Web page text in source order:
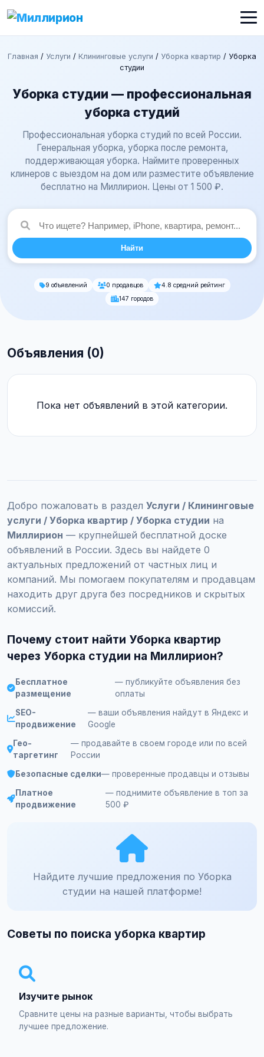
Главная / Услуги / Клининговые услуги / Уборка квартир / Уборка
студии
Уборка студии — профессиональная
уборка студий
Профессиональная уборка студий по всей России.
Генеральная уборка, уборка после ремонта,
поддерживающая уборка. Наймите проверенных
клинеров с выездом на дом или разместите объявление
бесплатно на Миллирион. Цены от 1 500 ₽.
Найти
9 объявлений 0 продавцов
4.8 средний рейтинг
147 городов
Объявления (0)
Пока нет объявлений в этой категории.
Добро пожаловать в раздел Услуги / Клининговые
услуги / Уборка квартир / Уборка студии на
Миллирион — крупнейшей бесплатной доске
объявлений в России. Здесь вы найдете 0
актуальных предложений от частных лиц и
компаний. Мы помогаем покупателям и продавцам
находить друг друга без посредников и скрытых
комиссий.
Почему стоит найти Уборка квартир
через Уборка студии на Миллирион?
Бесплатное
размещение
— публикуйте объявления без
оплаты
SEO-
продвижение
— ваши объявления найдут в Яндекс и
Google
Гео-
таргетинг
— продавайте в своем городе или по всей
России
Безопасные сделки— проверенные продавцы и отзывы
Платное
продвижение
— поднимите объявление в топ за
500 ₽
Найдите лучшие предложения по Уборка
студии на нашей платформе!
Советы по поиска уборка квартир
Изучите рынок
Сравните цены на разные варианты, чтобы выбрать
лучшее предложение.